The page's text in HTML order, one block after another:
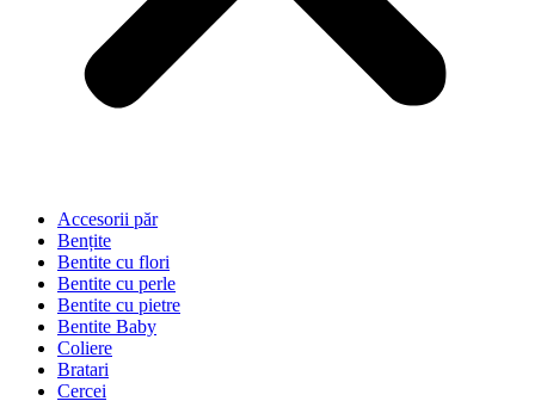
Accesorii păr
Bențite
Bentite cu flori
Bentite cu perle
Bentite cu pietre
Bentite Baby
Coliere
Bratari
Cercei